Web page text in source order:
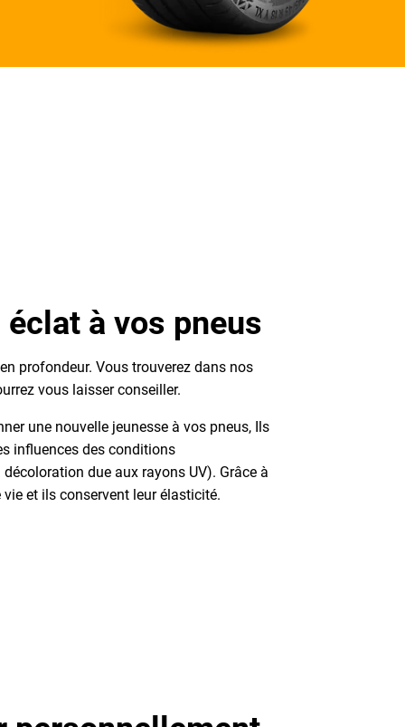
à vos pneus
profondeur. Vous trouverez dans nos
vous laisser conseiller.
une nouvelle jeunesse à vos pneus, Ils
influences des conditions
due aux rayons UV). Grâce à
et ils conservent leur élasticité.